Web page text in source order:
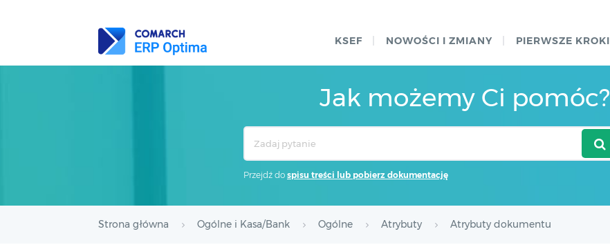
KSEF NOWOŚCI I ZMIANY PIERWSZE KROKI
Jak możemy Ci pomóc?
Przejdź do spisu treści lub pobierz dokumentację
Strona główna Ogólne i Kasa/Bank Ogólne Atrybuty Atrybuty dokumentu